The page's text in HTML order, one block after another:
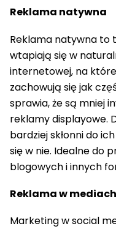
Reklama natywna
Reklama natywna to
wtapiają się w
internetowej, na
zachowują się jak
sprawia, że są mniej
reklamy displayowe.
bardziej skłonni do
się w nie. Idealne do
blogowych i innych
Reklama w
Marketing w social